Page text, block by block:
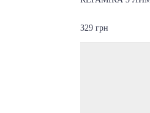
329 грн